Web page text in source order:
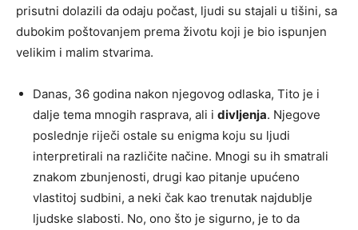
prisutni dolazili da odaju počast, ljudi su stajali u tišini, sa
dubokim poštovanjem prema životu koji je bio ispunjen
velikim i malim stvarima.
Danas, 36 godina nakon njegovog odlaska, Tito je i
dalje tema mnogih rasprava, ali i divljenja. Njegove
poslednje riječi ostale su enigma koju su ljudi
interpretirali na različite načine. Mnogi su ih smatrali
znakom zbunjenosti, drugi kao pitanje upućeno
vlastitoj sudbini, a neki čak kao trenutak najdublje
ljudske slabosti. No, ono što je sigurno, je to da